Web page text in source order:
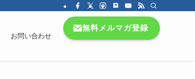
お問い合わせ
無料メルマガ登録